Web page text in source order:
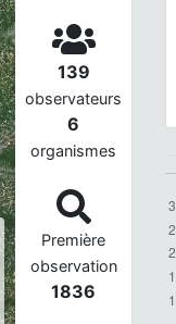
139
observateurs
6
organismes
Première
observation
1836